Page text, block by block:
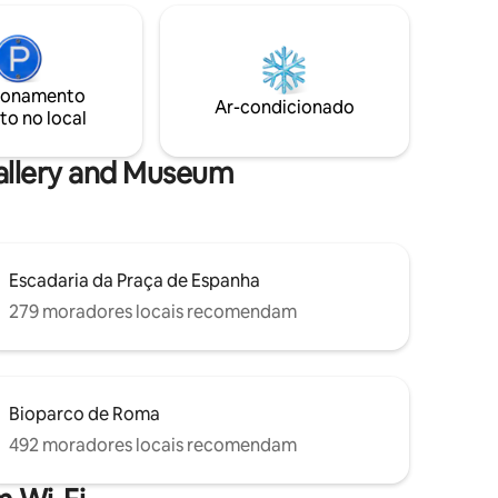
de
e
do
grandes. - Terraço ensolarado com sofás
grandes e mesa de jantar. - Elevador para
bagagem. - Possibilidade de contratar
um motorista particular de ida e volta
no local
Ar-condicionado
and Museum
Escadaria da Praça de Espanha
279 moradores locais recomendam
Bioparco de Roma
492 moradores locais recomendam